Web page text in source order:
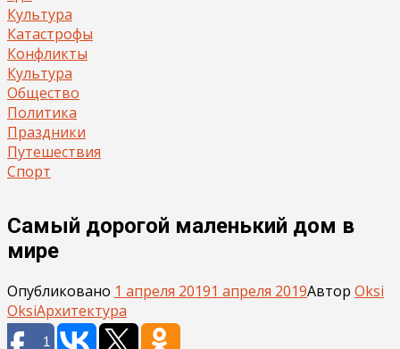
Культура
Катастрофы
Конфликты
Культура
Общество
Политика
Праздники
Путешествия
Спорт
Самый дорогой маленький дом в
мире
Опубликовано 1 апреля 20191 апреля 2019Автор Oksi
OksiАрхитектура
1